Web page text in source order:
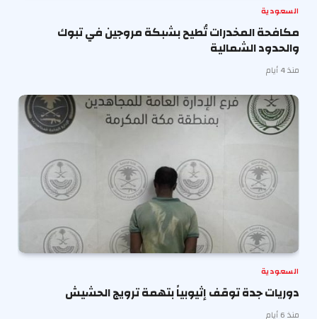
السعودية
مكافحة المخدرات تُطيح بشبكة مروجين في تبوك
والحدود الشمالية
منذ 4 أيام
السعودية
دوريات جدة توقف إثيوبياً بتهمة ترويج الحشيش
منذ 6 أيام